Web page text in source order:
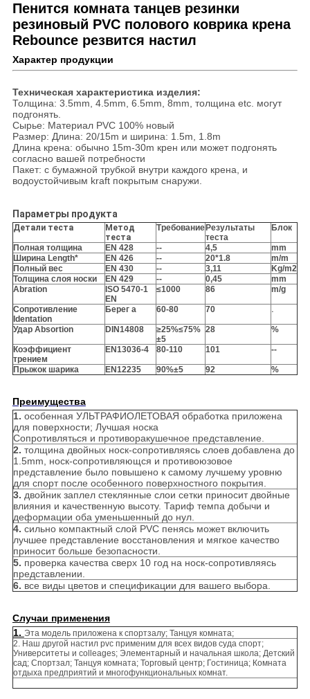
Пенится комната танцев резинки
резиновый PVC полового коврика крена
Rebounce резвится настил
Характер продукции
Техническая характеристика изделия:
Толщина: 3.5mm, 4.5mm, 6.5mm, 8mm, толщина etc. могут
подгонять.
Сырье: Материал PVC 100% новый
Размер: Длина: 20/15m и ширина: 1.5m, 1.8m
Длина крена: обычно 15m-30m крен или может подгонять
согласно вашей потребности
Пакет: с бумажной трубкой внутри каждого крена, и
водоустойчивым kraft покрытым снаружи.
Параметры продукта
Детали теста
Метод
теста
Требование Результаты
теста
Блок
Полная толщина EN 428 -- 4,5
mm
Ширина Length*
EN 426 -- 20*1.8
m/m
Полный вес
EN 430 -- 3,11
Kg/m2
Толщина слоя носки
EN 429 -- 0,45
mm
Abration
ISO 5470-1
EN
≤1000 86 m/g
Сопротивление
Identation
Берег a 60-80 70 .
Удар Absortion DIN14808
≥25%≤75%
±5
28 %
Коэффициент
трением
EN13036-4 80-110 101 --
Прыжок шарика EN12235 90%±5 92 %
Преимущества
1. особенная УЛЬТРАФИОЛЕТОВАЯ обработка приложена
для поверхности; Лучшая носка
Сопротивляться и противоракушечное представление.
2. толщина двойных носк-сопротивляясь слоев добавлена до
1.5mm, носк-сопротивляющся и противоюзовое
представление было повышено к самому лучшему уровню
для спорт после особенного поверхностного покрытия.
3. двойник заплел стеклянные слои сетки приносит двойные
влияния и качественную высоту. Тариф темпа добычи и
деформации оба уменьшенный до нул.
4. сильно компактный слой PVC пенясь может включить
лучшее представление восстановления и мягкое качество
приносит больше безопасности.
5. проверка качества сверх 10 год на носк-сопротивляясь
представлении.
6. все виды цветов и спецификации для вашего выбора.
Случаи применения
1. Эта модель приложена к спортзалу; Танцуя комната;
2. Наш другой настил pvc применим для всех видов суда спорт;
Университеты и colleages; Элементарный и начальная школа; Детский
сад; Спортзал; Танцуя комната; Торговый центр; Гостиница; Комната
отдыха предприятий и многофункциональных комнат.